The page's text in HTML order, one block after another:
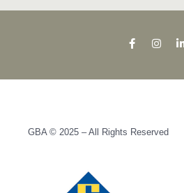
GBA © 2025 – All Rights Reserved